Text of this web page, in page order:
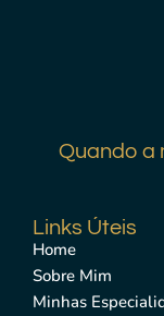
Quando a
Links Úteis
Home
Sobre Mim
Minhas